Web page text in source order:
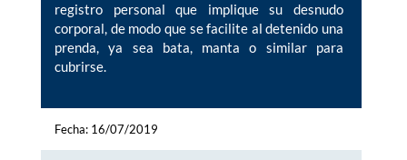
registro personal que implique su desnudo
corporal, de modo que se facilite al detenido una
prenda, ya sea bata, manta o similar para
cubrirse.
Fecha: 16/07/2019